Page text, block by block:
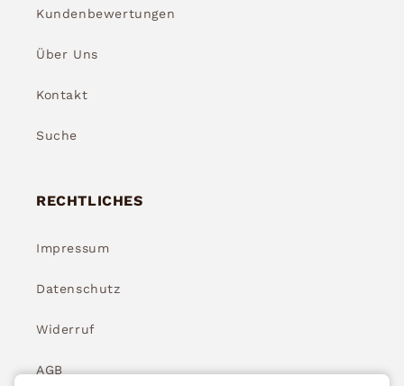
Kundenbewertungen
Über Uns
Kontakt
Suche
RECHTLICHES
Impressum
Datenschutz
Widerruf
AGB